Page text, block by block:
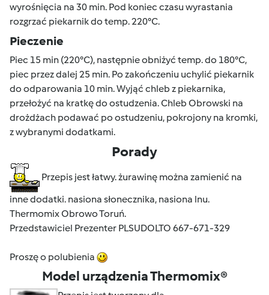
wyrośnięcia na 30 min. Pod koniec czasu wyrastania
rozgrzać piekarnik do temp. 220°C.
Pieczenie
Piec 15 min (220°C), następnie obniżyć temp. do 180°C,
piec przez dalej 25 min. Po zakończeniu uchylić piekarnik
do odparowania 10 min. Wyjąć chleb z piekarnika,
przełożyć na kratkę do ostudzenia. Chleb Obrowski na
drożdżach podawać po ostudzeniu, pokrojony na kromki,
z wybranymi dodatkami.
Porady
Przepis jest łatwy. żurawinę można zamienić na
inne dodatki. nasiona słonecznika, nasiona lnu.
Thermomix Obrowo Toruń.
Przedstawiciel Prezenter PLSUDOLTO 667-671-329
Proszę o polubienia
Model urządzenia Thermomix®